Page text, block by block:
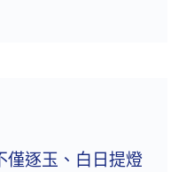
僅逐玉、白日提燈